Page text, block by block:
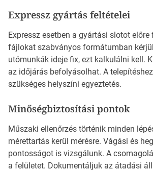
Expressz gyártás feltételei
Expressz esetben a gyártási slotot
fájlokat szabványos formátumban
utómunkák ideje fix, ezt kalkulálni kell.
az időjárás befolyásolhat. A
szükséges helyszíni egyeztetés.
Minőségbiztosítási pontok
Műszaki ellenőrzés történik minden
mérettartás kerül mérésre. Vágási és
pontosságot is vizsgálunk. A
a felületet. Dokumentáljuk az átadási